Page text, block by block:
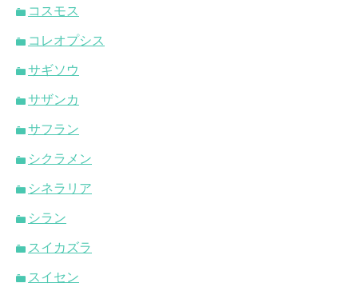
コスモス
コレオプシス
サギソウ
サザンカ
サフラン
シクラメン
シネラリア
シラン
スイカズラ
スイセン